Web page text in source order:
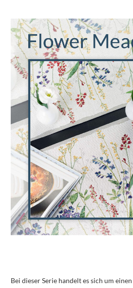
Bei dieser Serie handelt es sich um